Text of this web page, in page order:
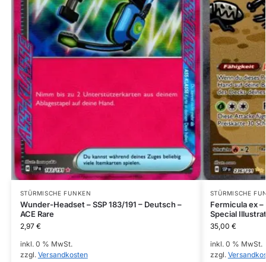
STÜRMISCHE FUNKEN
Wunder-Headset – SSP 183/191 – Deutsch –
ACE Rare
2,97 €
inkl. 0 % MwSt.
zzgl. Versandkosten
STÜRMISCHE
Fermicula ex –
Special
35,00 €
inkl. 0 % MwSt.
zzgl.